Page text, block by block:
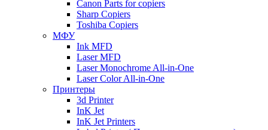
Canon Parts for copiers
Sharp Copiers
Toshiba Copiers
МФУ
Ink MFD
Laser MFD
Laser Monochrome All-in-One
Laser Color All-in-One
Принтеры
3d Printer
InK Jet
InK Jet Printers